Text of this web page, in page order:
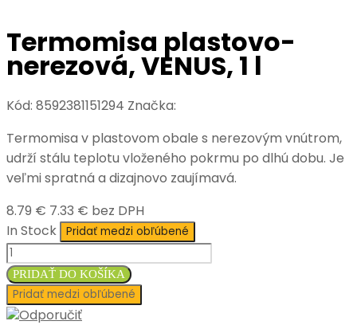
Termomisa plastovo-
nerezová, VENUS, 1 l
Kód: 8592381151294 Značka:
Termomisa v plastovom obale s nerezovým vnútrom,
udrží stálu teplotu vloženého pokrmu po dlhú dobu. Je
veľmi spratná a dizajnovo zaujímavá.
8.79 € 7.33 € bez DPH
In Stock
Pridať medzi obľúbené
množstvo
Termomisa
plastovo-
nerezová,
PRIDAŤ DO KOŠÍKA
Pridať medzi obľúbené
Odporučiť